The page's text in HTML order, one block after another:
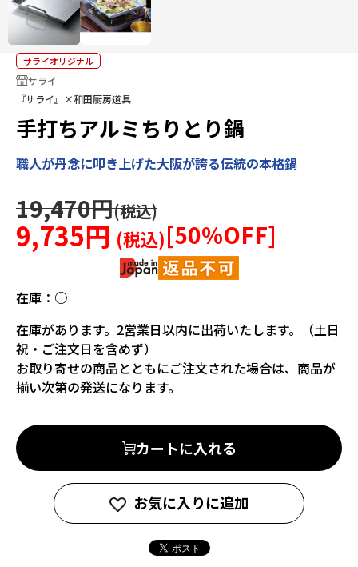
サライオリジナル
サライ
『サライ』×和田厨房道具
手打ちアルミちりとり鍋
職人が丹念に叩き上げた大阪が誇る伝統の本格鍋
19,470円
9,735円 [50%OFF]
在庫： ○
在庫があります。2営業日以内に出荷いたします。（土日
祝・ご注文日を含めず）
お取り寄せの商品とともにご注文された場合は、商品が
揃い次第の発送になります。
カートに入れる
お気に入りに追加